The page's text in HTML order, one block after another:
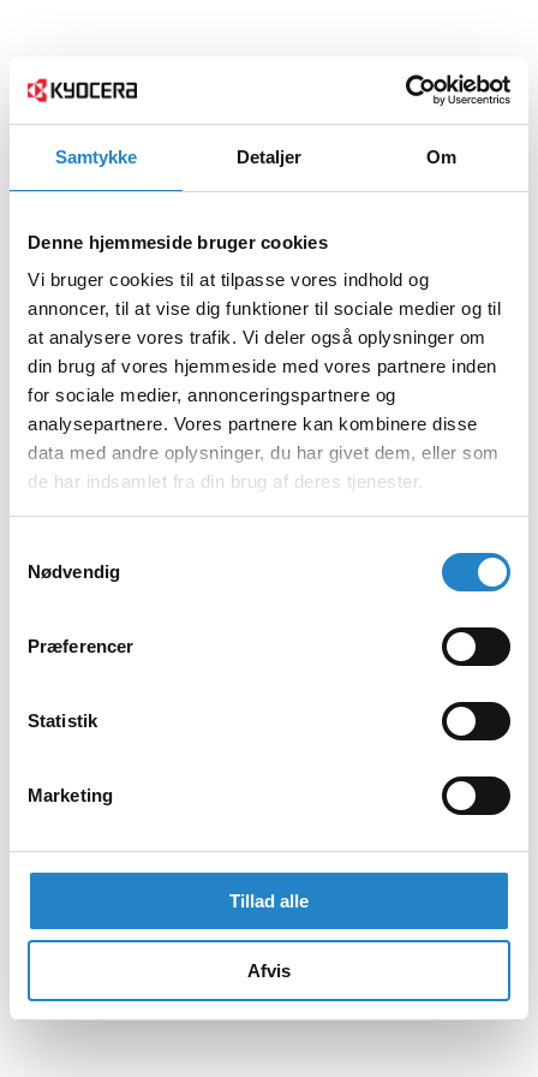
Samtykke Detaljer Om
Denne hjemmeside bruger cookies
Vi bruger cookies til at tilpasse vores indhold og
annoncer, til at vise dig funktioner til sociale medier og til
at analysere vores trafik. Vi deler også oplysninger om
din brug af vores hjemmeside med vores partnere inden
for sociale medier, annonceringspartnere og
analysepartnere. Vores partnere kan kombinere disse
data med andre oplysninger, du har givet dem, eller som
de har indsamlet fra din brug af deres tjenester.
Nødvendig
Præferencer
Statistik
Marketing
Tillad alle
Afvis